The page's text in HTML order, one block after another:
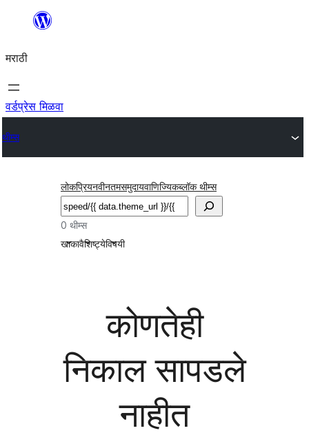
सामुग्रीवर
मराठी
वर्डप्रेस मिळवा
थीम्स
लोकप्रियनवीनतमसमुदायवाणिज्यिकब्लॉक थीम्स
शोधा
0 थीम्स
खाकावैशिष्ट्येविषयी
कोणतेही
निकाल सापडले
नाहीत